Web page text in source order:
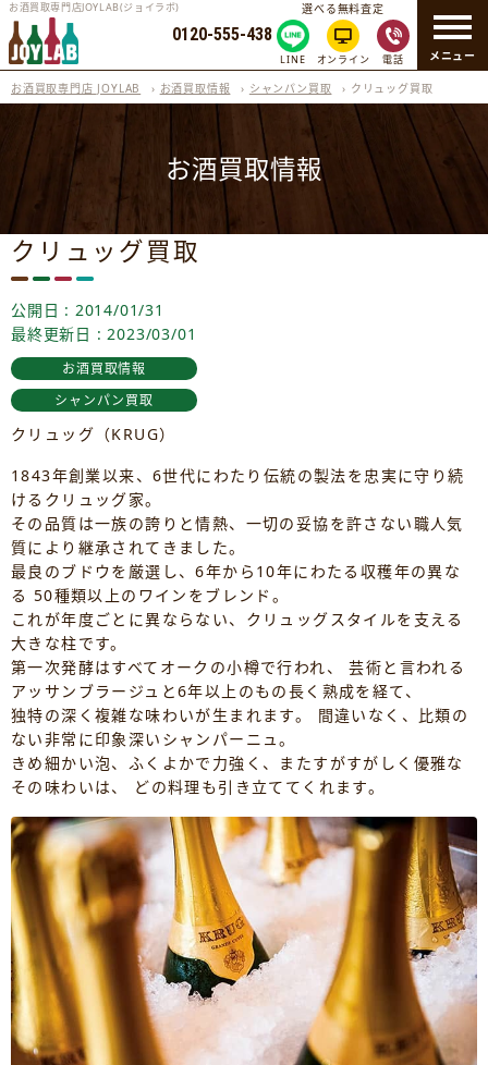
メニュー
お酒買取専門店JOYLAB(ジョイラボ)
0120-555-438
選べる無料査定
LINE オンライン 電話
お酒買取専門店 JOYLAB › お酒買取情報 › シャンパン買取 › クリュッグ買取
お酒買取情報
クリュッグ買取
公開日 : 2014/01/31
最終更新日 : 2023/03/01
お酒買取情報
シャンパン買取
クリュッグ（KRUG）
1843年創業以来、6世代にわたり伝統の製法を忠実に守り続
けるクリュッグ家。
その品質は一族の誇りと情熱、一切の妥協を許さない職人気
質により継承されてきました。
最良のブドウを厳選し、6年から10年にわたる収穫年の異な
る 50種類以上のワインをブレンド。
これが年度ごとに異ならない、クリュッグスタイルを支える
大きな柱です。
第一次発酵はすべてオークの小樽で行われ、 芸術と言われる
アッサンブラージュと6年以上のもの長く熟成を経て、
独特の深く複雑な味わいが生まれます。 間違いなく、比類の
ない非常に印象深いシャンパーニュ。
きめ細かい泡、ふくよかで力強く、またすがすがしく優雅な
その味わいは、 どの料理も引き立ててくれます。